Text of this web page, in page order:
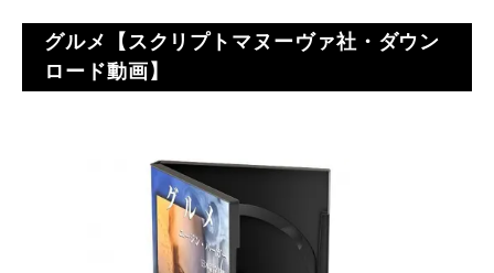
グルメ【スクリプトマヌーヴァ社・ダウン
ロード動画】